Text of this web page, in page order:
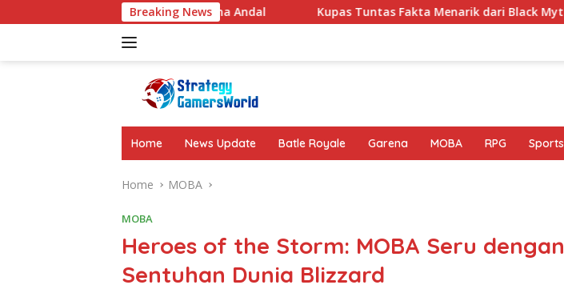
to
Breaking News
Baterai Besar Performa Andal Kupas Tuntas Fakta Menarik dari Black Myth Wukong
Home News Update Batle Royale Garena MOBA RPG Sports
Home MOBA
MOBA
Heroes of the Storm: MOBA Seru dengan
Sentuhan Dunia Blizzard